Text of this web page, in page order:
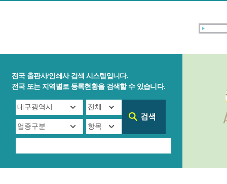
전국 출판사/인쇄사 검색 시스템입니다.
전국 또는 지역별로 등록현황을 검색할 수 있습니다.